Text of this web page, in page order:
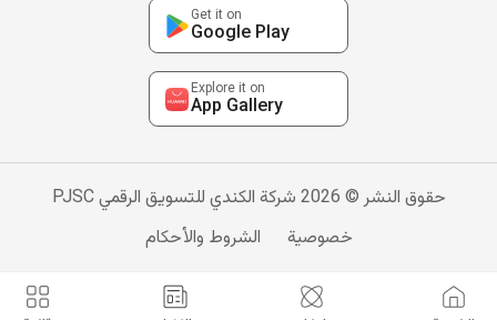
Get it on
Google Play
Explore it on
App Gallery
حقوق النشر © 2026 شركة الكندي للتسويق الرقمي PJSC
خصوصية
الشروط والأحكام